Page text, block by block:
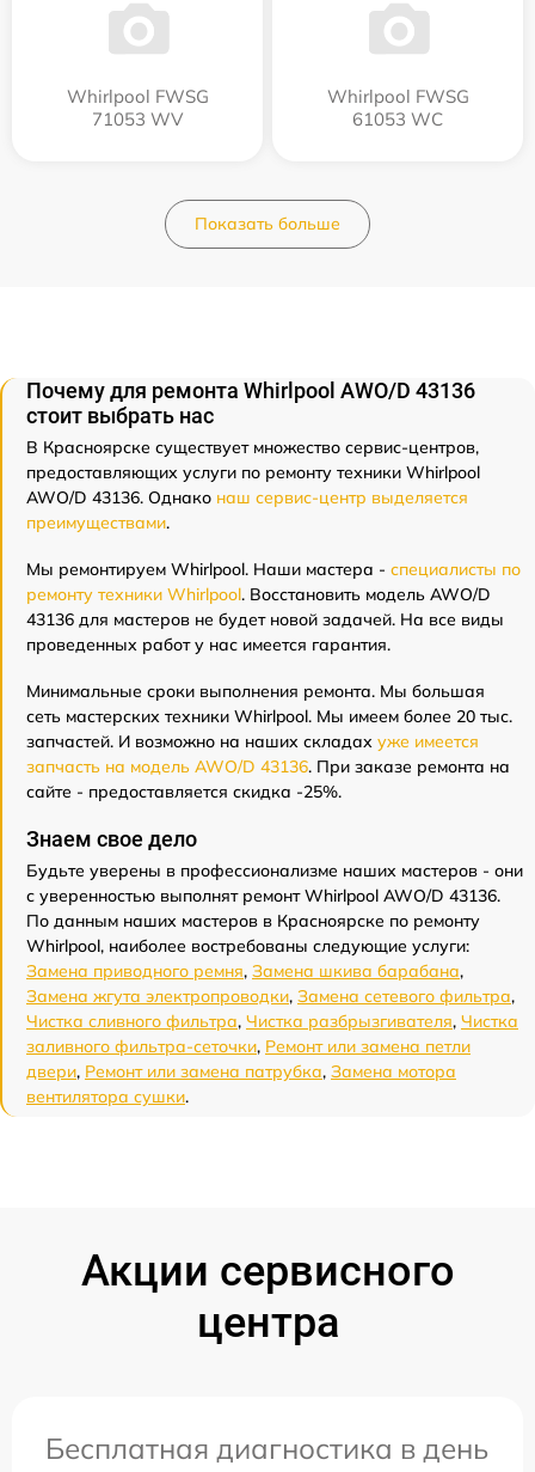
Whirlpool FWSG
71053 WV
Whirlpool FWSG
61053 WC
Показать больше
Почему для ремонта Whirlpool AWO/D 43136
стоит выбрать нас
В Красноярске существует множество сервис-центров,
предоставляющих услуги по ремонту техники Whirlpool
AWO/D 43136. Однако наш сервис-центр выделяется
преимуществами.
Мы ремонтируем Whirlpool. Наши мастера - специалисты по
ремонту техники Whirlpool. Восстановить модель AWO/D
43136 для мастеров не будет новой задачей. На все виды
проведенных работ у нас имеется гарантия.
Минимальные сроки выполнения ремонта. Мы большая
сеть мастерских техники Whirlpool. Мы имеем более 20 тыс.
запчастей. И возможно на наших складах уже имеется
запчасть на модель AWO/D 43136. При заказе ремонта на
сайте - предоставляется скидка -25%.
Знаем свое дело
Будьте уверены в профессионализме наших мастеров - они
с уверенностью выполнят ремонт Whirlpool AWO/D 43136.
По данным наших мастеров в Красноярске по ремонту
Whirlpool, наиболее востребованы следующие услуги:
Замена приводного ремня, Замена шкива барабана,
Замена жгута электропроводки, Замена сетевого фильтра,
Чистка сливного фильтра, Чистка разбрызгивателя, Чистка
заливного фильтра-сеточки, Ремонт или замена петли
двери, Ремонт или замена патрубка, Замена мотора
вентилятора сушки.
Акции сервисного
центра
Бесплатная диагностика в день